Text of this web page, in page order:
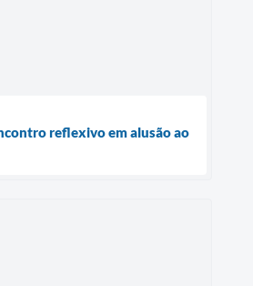
reflexivo em alusão ao